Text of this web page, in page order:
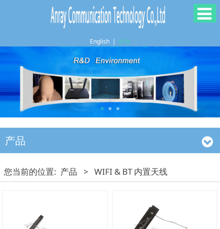
English | 中文
产品
您当前的位置: 产品 > WIFI & BT 内置天线